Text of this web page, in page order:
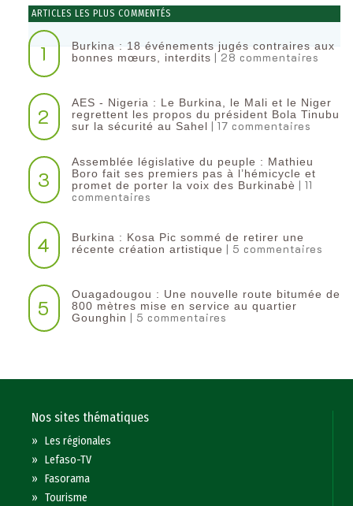
ARTICLES LES PLUS COMMENTÉS
1
Burkina : 18 événements jugés contraires aux
bonnes mœurs, interdits | 28 commentaires
2
AES - Nigeria : Le Burkina, le Mali et le Niger
regrettent les propos du président Bola Tinubu
sur la sécurité au Sahel | 17 commentaires
3
Assemblée législative du peuple : Mathieu
Boro fait ses premiers pas à l’hémicycle et
promet de porter la voix des Burkinabè | 11
commentaires
4
Burkina : Kosa Pic sommé de retirer une
récente création artistique | 5 commentaires
5
Ouagadougou : Une nouvelle route bitumée de
800 mètres mise en service au quartier
Gounghin | 5 commentaires
Nos sites thématiques
»Les régionales
»Lefaso-TV
»Fasorama
»Tourisme